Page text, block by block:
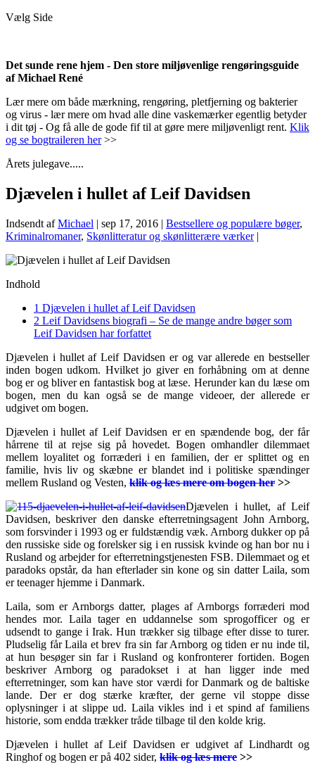
Vælg Side
Det sunde rene hjem - Den store miljøvenlige rengøringsguide
af Michael René
Lær mere om både mærkning, rengøring, pletfjerning og bakterier
og virus - lær mere om hvad alle dine vaskemærker egentlig betyder
i dit tøj - Og få alle de gode fif til at gøre mere miljøvenligt rent. Klik
og se bogtraileren her>>
Årets julegave.....
Djævelen i hullet af Leif Davidsen
Indsendt afMichael | sep 17, 2016 | Bestsellere og populære bøger,
Kriminalromaner, Skønlitteratur og skønlitterære værker|
Indhold
1 Djævelen i hullet af Leif Davidsen
2 Leif Davidsens biografi – Se de mange andre bøger som
Leif Davidsen har forfattet
Djævelen i hullet af Leif Davidsen er og var allerede en bestseller
inden bogen udkom. Hvilket jo giver en forhåbning om at denne
bog er og bliver en fantastisk bog at læse. Herunder kan du læse om
bogen, men du kan også se de mange videoer, der allerede er
udgivet om bogen.
Djævelen i hullet af Leif Davidsen er en spændende bog, der får
hårrene til at rejse sig på hovedet. Bogen omhandler dilemmaet
mellem loyalitet og forræderi i en familien, der er splittet og en
familie, hvis liv og skæbne er blandet ind i politiske spændinger
mellem Rusland og Vesten, klik og læs mere om bogen her >>
Djævelen i hullet, af Leif
Davidsen, beskriver den danske efterretningsagent John Arnborg,
som forsvinder i 1993 og er fuldstændig væk. Arnborg dukker op på
den russiske side og forelsker sig i en russisk kvinde og han bor nu i
Rusland og arbejder for efterretningstjenesten FSB. Dilemmaet og et
paradoks opstår, da han efterlader sin kone og sin datter Laila, som
er teenager hjemme i Danmark.
Laila, som er Arnborgs datter, plages af Arnborgs forræderi mod
hendes mor. Laila tager en uddannelse som sprogofficer og er
udsendt to gange i Irak. Hun trækker sig tilbage efter disse to turer.
Pludselig får Laila et brev fra sin far Arnborg og tiden er nu inde til,
at hun besøger sin far i Rusland og konfronterer fortiden. Bogen
beskriver Arnborg og paradokset i at han ligger inde med
efterretninger, som kan have stor værdi for Danmark og de baltiske
lande. Der er dog stærke kræfter, der gerne vil stoppe disse
oplysninger i at slippe ud. Laila vikles ind i et spind af familiens
historie, som endda trækker tråde tilbage til den kolde krig.
Djævelen i hullet af Leif Davidsen er udgivet af Lindhardt og
Ringhof og bogen er på 402 sider, klik og læs mere >>